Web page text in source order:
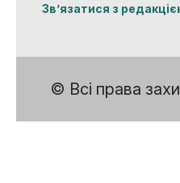
Зв’язатися з
© Всі права